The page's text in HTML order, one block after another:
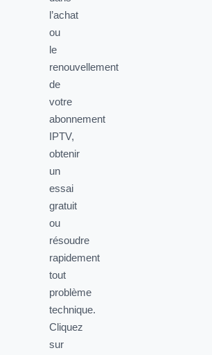
l’achat
ou
le
renouvellement
de
votre
abonnement
IPTV,
obtenir
un
essai
gratuit
ou
résoudre
rapidement
tout
problème
technique.
Cliquez
sur